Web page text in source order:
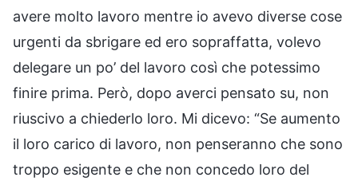
avere molto lavoro mentre io avevo diverse cose
urgenti da sbrigare ed ero sopraffatta, volevo
delegare un po’ del lavoro così che potessimo
finire prima. Però, dopo averci pensato su, non
riuscivo a chiederlo loro. Mi dicevo: “Se aumento
il loro carico di lavoro, non penseranno che sono
troppo esigente e che non concedo loro del